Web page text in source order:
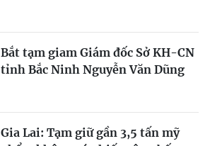
Bắt tạm giam Giám đốc Sở KH-CN
tỉnh Bắc Ninh Nguyễn Văn Dũng
Gia Lai: Tạm giữ gần 3,5 tấn mỹ